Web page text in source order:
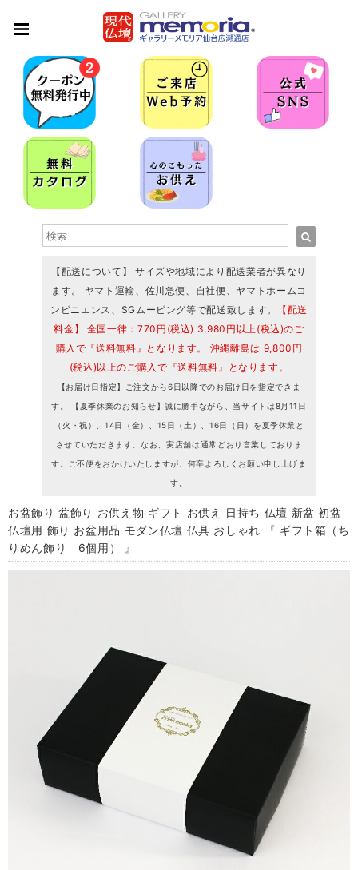
【配送について】 サイズや地域により配送業者が異なり
ます。 ヤマト運輸、佐川急便、自社便、ヤマトホームコ
ンビニエンス、SGムービング等で配送致します。
【配送
料金】 全国一律：770円(税込) 3,980円以上(税込)のご
購入で『送料無料』となります。 沖縄離島は 9,800円
(税込)以上のご購入で『送料無料』となります。
【お届け日指定】ご注文から6日以降でのお届け日を指定できま
す。 【夏季休業のお知らせ】誠に勝手ながら、当サイトは8月11日
（火・祝）、14日（金）、15日（土）、16日（日）を夏季休業と
させていただきます。なお、実店舗は通常どおり営業しておりま
す。ご不便をおかけいたしますが、何卒よろしくお願い申し上げま
す。
お盆飾り 盆飾り お供え物 ギフト お供え 日持ち 仏壇 新盆 初盆
仏壇用 飾り お盆用品 モダン仏壇 仏具 おしゃれ 『 ギフト箱（ち
りめん飾り 6個用） 』